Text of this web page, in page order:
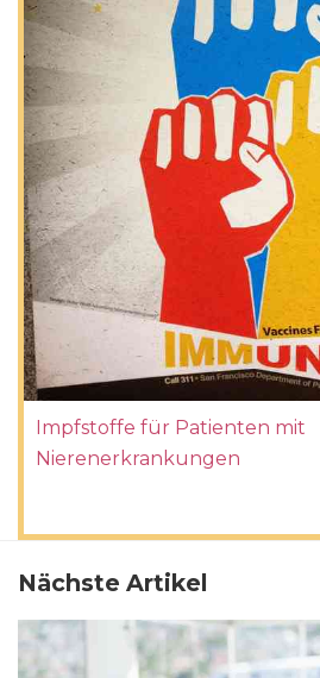
Impfstoffe für Patienten mit
Nierenerkrankungen
Nächste Artikel